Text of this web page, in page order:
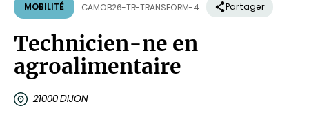
MOBILITÉ CAMOB26-TR-TRANSFORM-4 Partager
Technicien-ne en
agroalimentaire
21000 DIJON